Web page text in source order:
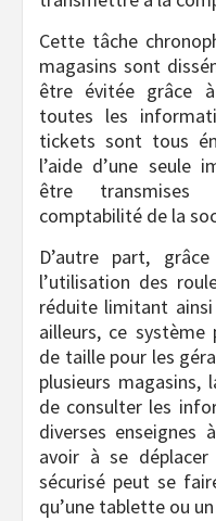
Cette tâche
magasins sont
être évitée grâce
toutes les
tickets sont tous
l’aide d’une seule
être transmises
comptabilité de la
D’autre part,
l’utilisation des
réduite limitant
ailleurs, ce
de taille pour les
plusieurs
de consulter les
diverses
avoir à se déplacer
sécurisé peut se
qu’une tablette ou